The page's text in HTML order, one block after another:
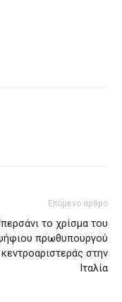
Επόμενο άρθρο
το χρίσμα του
πρωθυπουργού
στην
Ιταλία